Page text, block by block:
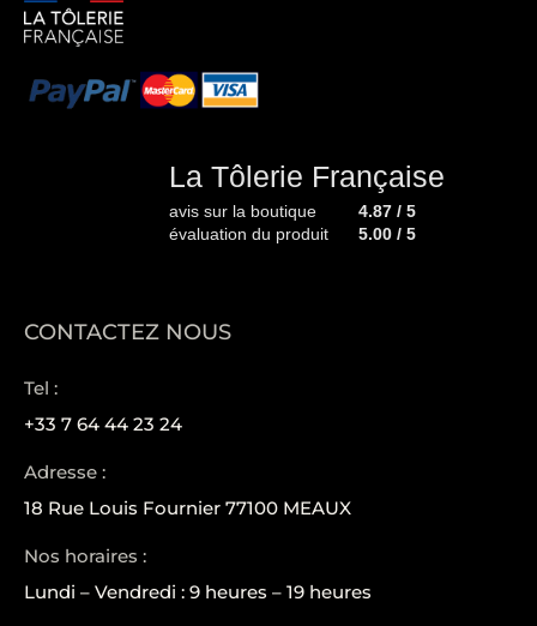
La Tôlerie Française
avis sur la boutique
4.87 / 5
évaluation du produit
5.00 / 5
CONTACTEZ NOUS
Tel :
+33 7 64 44 23 24
Adresse :
18 Rue Louis Fournier 77100 MEAUX
Nos horaires :
Lundi – Vendredi : 9 heures – 19 heures